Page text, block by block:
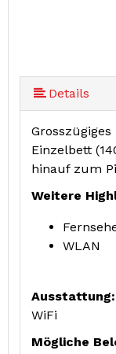
Details
Einzelbett
hinauf zum
Weitere
WLAN
Ausstattung:
WiFi
Mögliche